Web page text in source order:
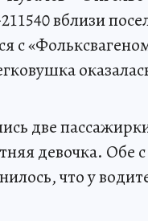
вблизи
с
две
девочка.
что у